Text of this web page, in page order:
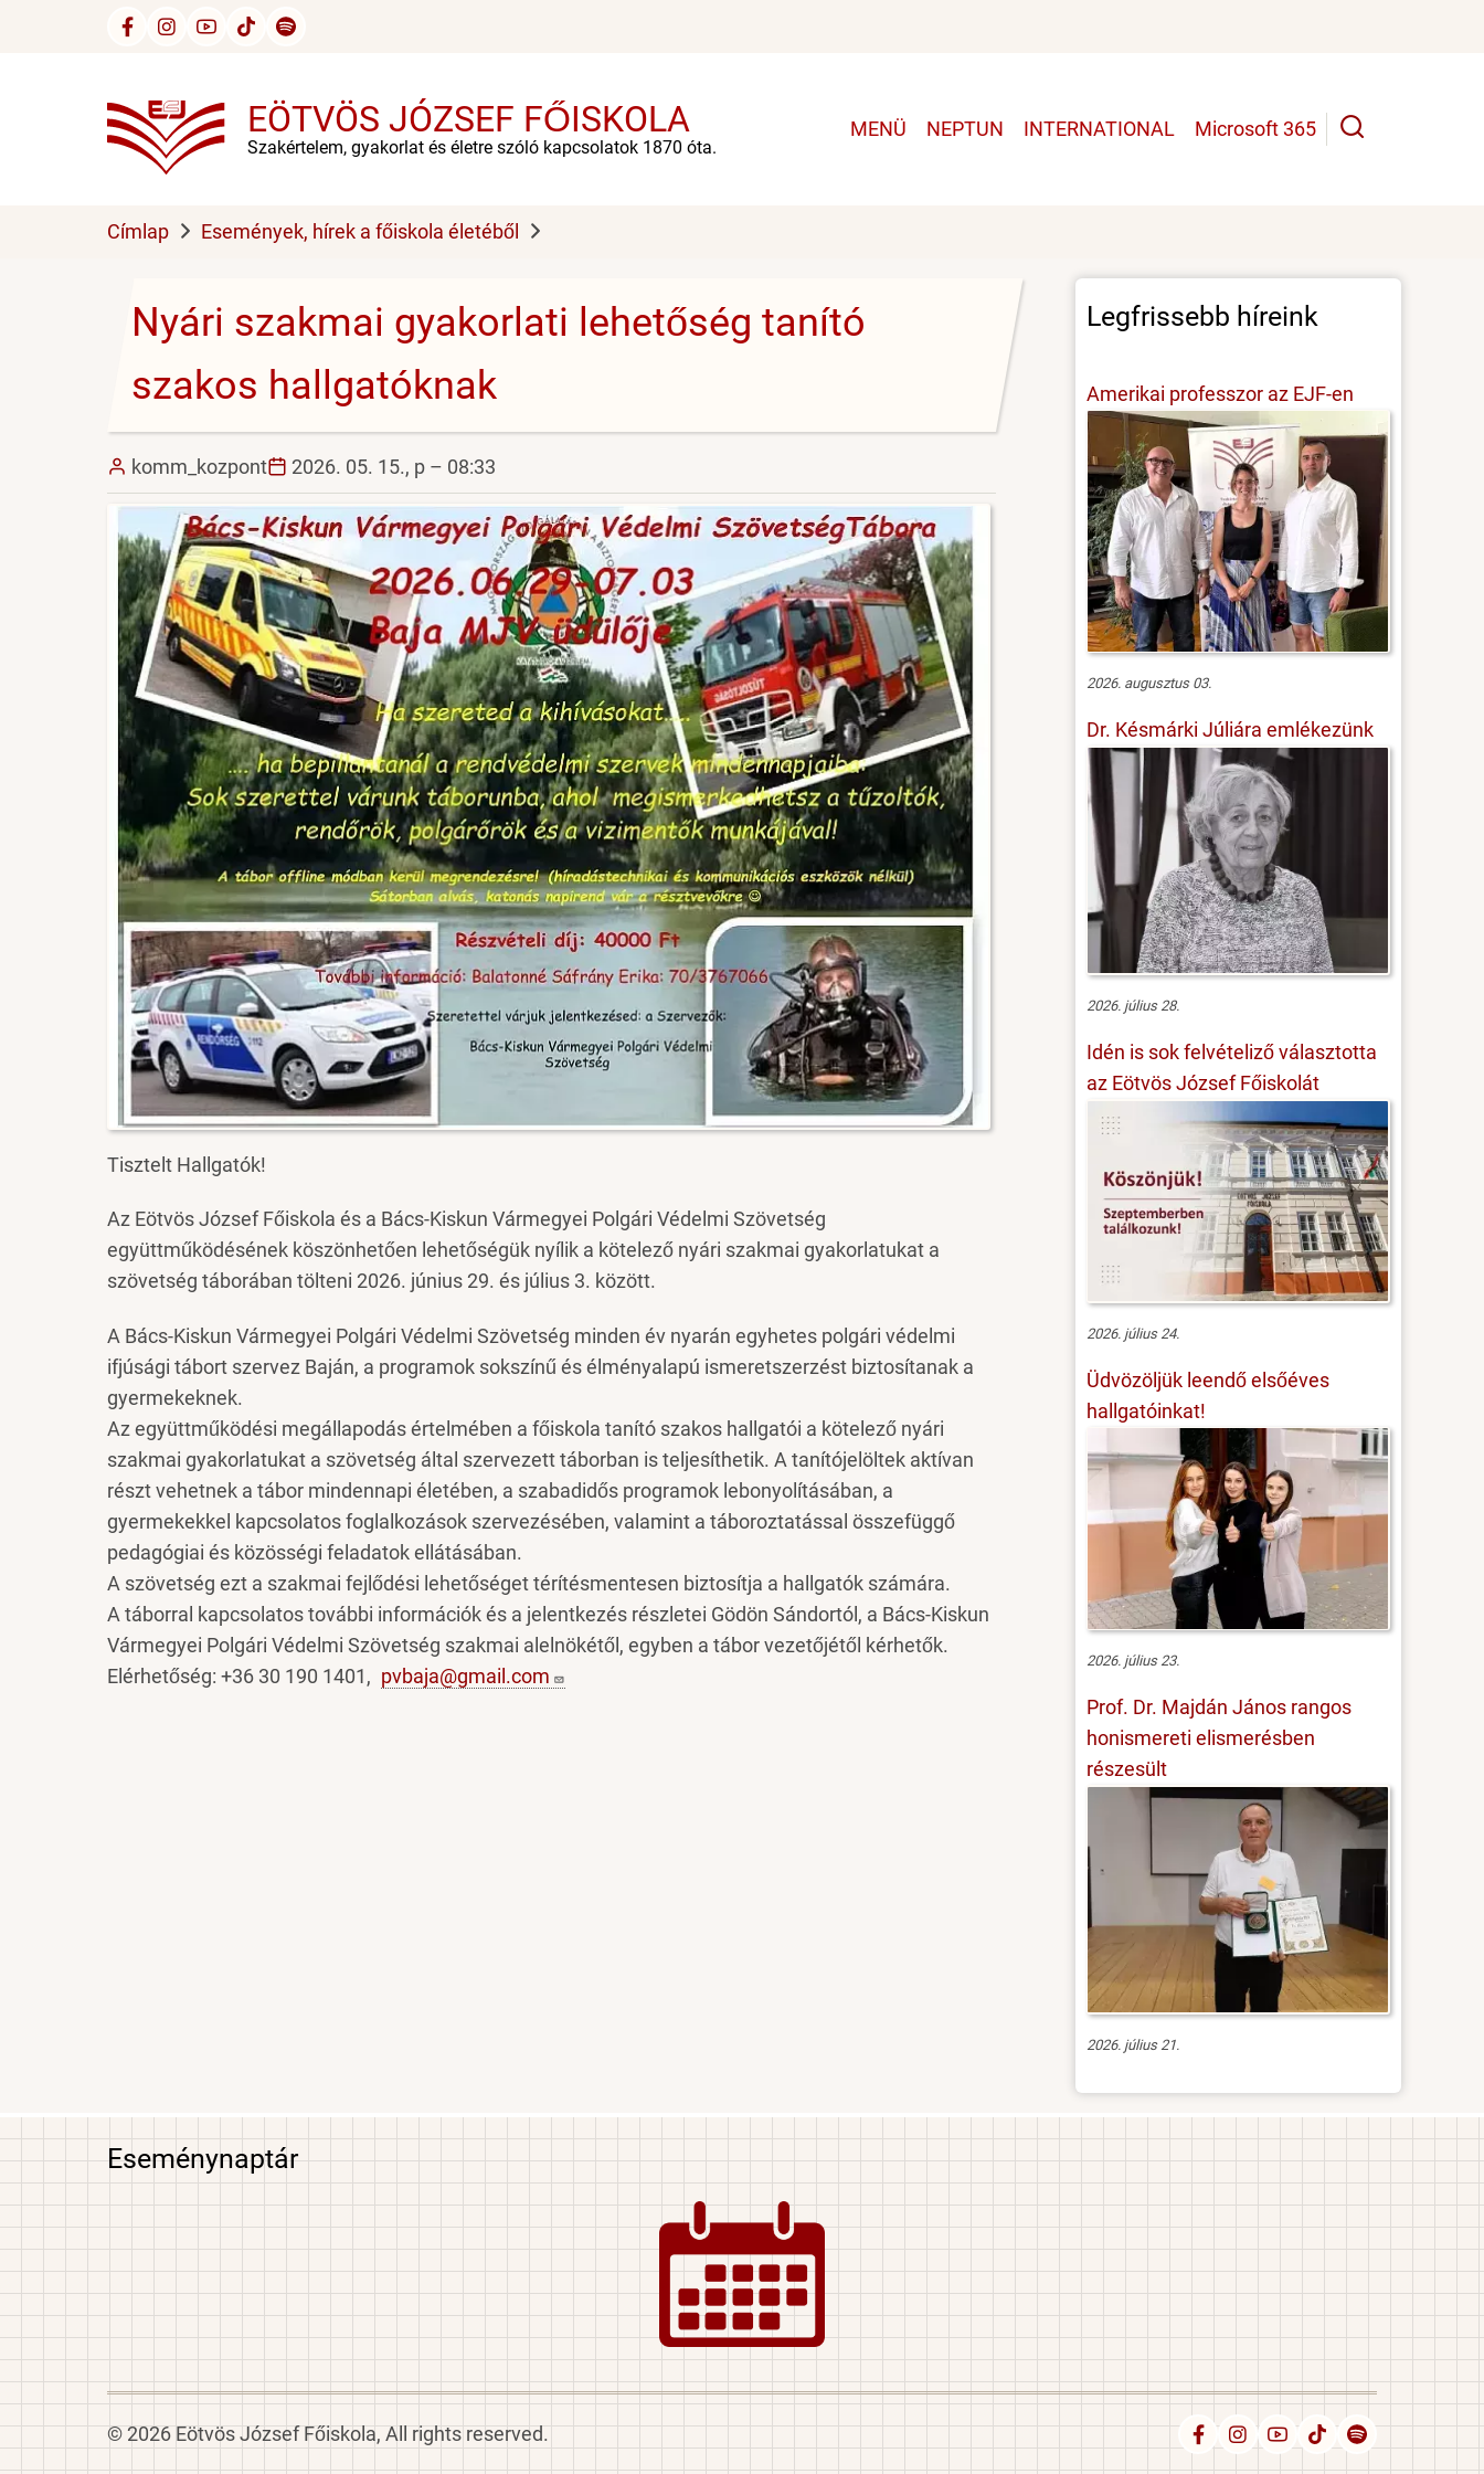
EÖTVÖS JÓZSEF FŐISKOLA
Szakértelem, gyakorlat és életre szóló kapcsolatok 1870 óta.
Main
MENÜ NEPTUN INTERNATIONAL Microsoft 365
Címlap Események, hírek a főiskola életéből
Nyári szakmai gyakorlati lehetőség tanító
szakos hallgatóknak
komm_kozpont 2026. 05. 15., p – 08:33
Tisztelt Hallgatók!
Az Eötvös József Főiskola és a Bács-Kiskun Vármegyei Polgári Védelmi Szövetség
együttműködésének köszönhetően lehetőségük nyílik a kötelező nyári szakmai gyakorlatukat a
szövetség táborában tölteni 2026. június 29. és július 3. között.
A Bács-Kiskun Vármegyei Polgári Védelmi Szövetség minden év nyarán egyhetes polgári védelmi
ifjúsági tábort szervez Baján, a programok sokszínű és élményalapú ismeretszerzést biztosítanak a
gyermekeknek.
Az együttműködési megállapodás értelmében a főiskola tanító szakos hallgatói a kötelező nyári
szakmai gyakorlatukat a szövetség által szervezett táborban is teljesíthetik. A tanítójelöltek aktívan
részt vehetnek a tábor mindennapi életében, a szabadidős programok lebonyolításában, a
gyermekekkel kapcsolatos foglalkozások szervezésében, valamint a táboroztatással összefüggő
pedagógiai és közösségi feladatok ellátásában.
A szövetség ezt a szakmai fejlődési lehetőséget térítésmentesen biztosítja a hallgatók számára.
A táborral kapcsolatos további információk és a jelentkezés részletei Gödön Sándortól, a Bács-Kiskun
Vármegyei Polgári Védelmi Szövetség szakmai alelnökétől, egyben a tábor vezetőjétől kérhetők.
Elérhetőség: +36 30 190 1401, pvbaja@gmail.com
Legfrissebb híreink
Amerikai professzor az EJF-en
2026. augusztus 03.
Dr. Késmárki Júliára emlékezünk
2026. július 28.
Idén is sok felvételiző választotta
az Eötvös József Főiskolát
2026. július 24.
Üdvözöljük leendő elsőéves
hallgatóinkat!
2026. július 23.
Prof. Dr. Majdán János rangos
honismereti elismerésben
részesült
2026. július 21.
Eseménynaptár
© 2026 Eötvös József Főiskola, All rights reserved.